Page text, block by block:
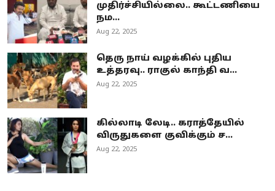
முதிர்ச்சியில்லை.. கூட்டணியை
நம...
Aug 22, 2025
தெரு நாய் வழக்கில் புதிய
உத்தரவு.. ராகுல் காந்தி வ...
Aug 22, 2025
கில்லாடி லேடி.. கராத்தேயில்
விருதுகளை குவிக்கும் ச...
Aug 22, 2025